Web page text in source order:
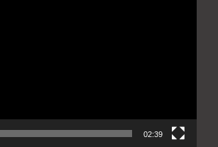
02:39